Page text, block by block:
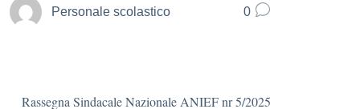
Personale scolastico 0
Rassegna Sindacale Nazionale ANIEF nr 5/2025